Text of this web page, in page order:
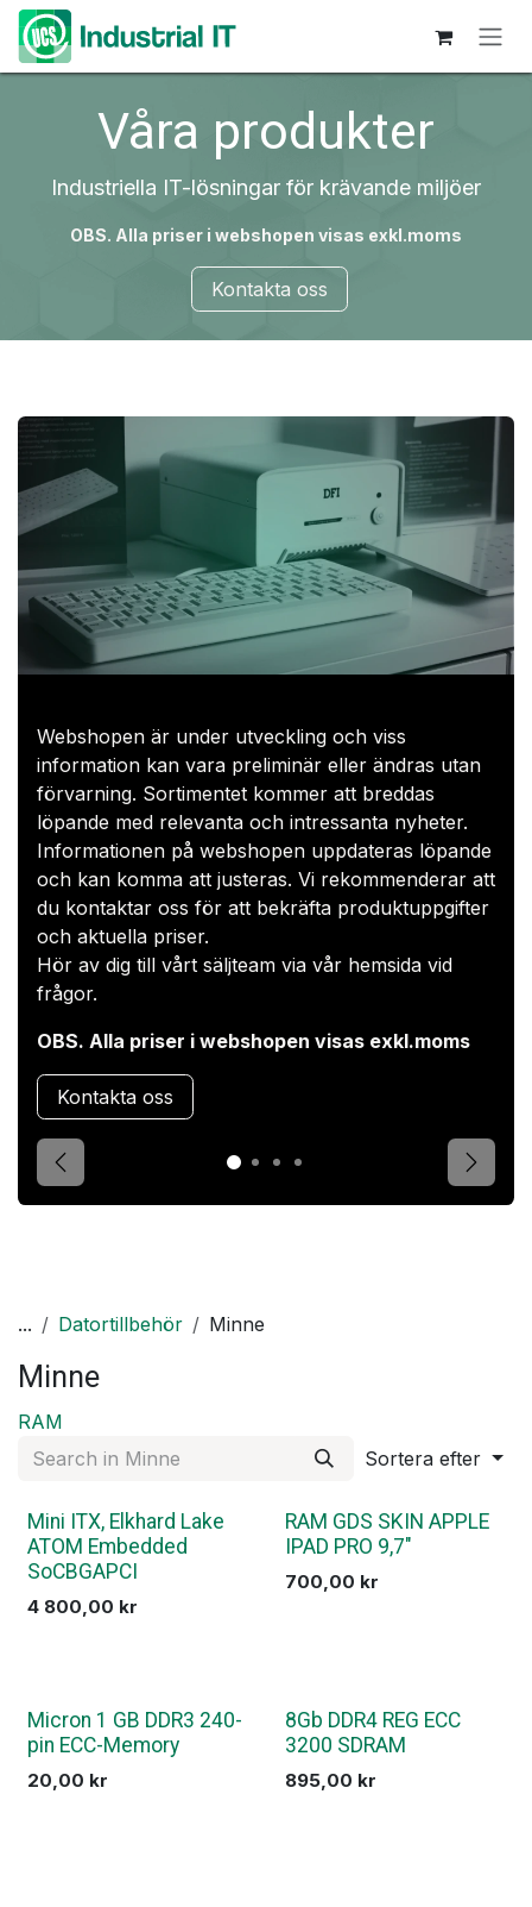
Hoppa till innehåll
Våra produkter
Industriella IT-lösningar för krävande miljöer
OBS. Alla priser i webshopen visas exkl.moms
Kontakta oss
Webshopen är under utveckling och viss
information kan vara preliminär eller ändras utan
förvarning. Sortimentet kommer att breddas
löpande med relevanta och intressanta nyheter.
Informationen på webshopen uppdateras löpande
och kan komma att justeras. Vi rekommenderar att
du kontaktar oss för att bekräfta produktuppgifter
och aktuella priser.​
Hör av dig till vårt säljteam via vår hemsida vid
frågor.
OBS. Alla priser i webshopen visas exkl.moms
Kontakta oss
Förgående Nästa
... Datortillbehör Minne
Minne
RAM
Sortera efter
Mini ITX, Elkhard Lake
ATOM Embedded
SoCBGAPCI
4 800,00 kr
RAM GDS SKIN APPLE
IPAD PRO 9,7"
700,00 kr
Micron 1 GB DDR3 240-
pin ECC-Memory
20,00 kr
8Gb DDR4 REG ECC
3200 SDRAM
895,00 kr